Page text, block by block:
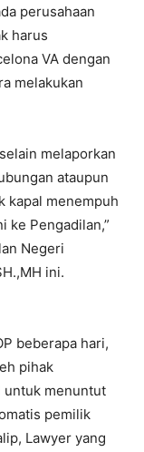
perusahaan
harus
VA dengan
melakukan
melaporkan
ataupun
kapal menempuh
ke Pengadilan,”
Negeri
ini.
beberapa hari,
pihak
untuk menuntut
pemilik
Lawyer yang